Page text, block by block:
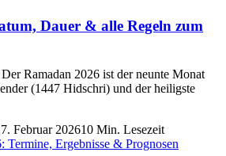
Dauer & alle Regeln zum
Ramadan 2026 ist der neunte Monat
(1447 Hidschri) und der heiligste
Februar 202610 Min. Lesezeit